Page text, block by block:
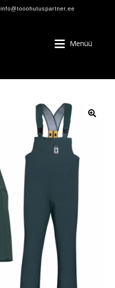
info@tooohutuspartner.ee
Menüü